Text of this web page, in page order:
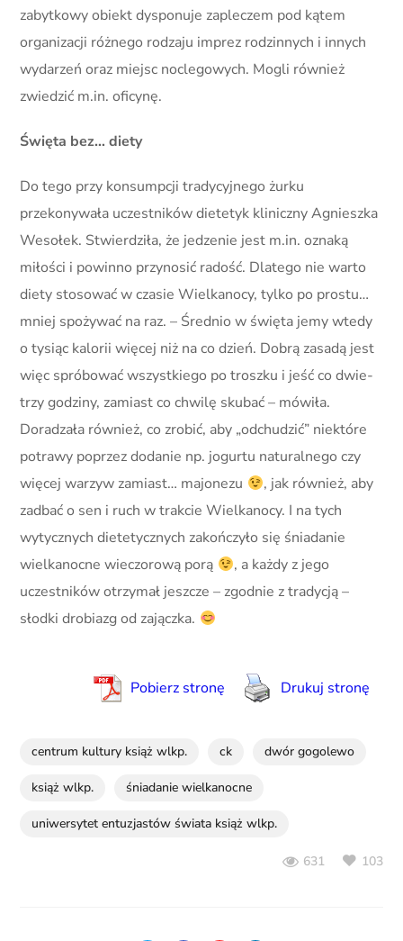
zabytkowy obiekt dysponuje zapleczem pod kątem
organizacji różnego rodzaju imprez rodzinnych i innych
wydarzeń oraz miejsc noclegowych. Mogli również
zwiedzić m.in. oficynę.
Święta bez… diety
Do tego przy konsumpcji tradycyjnego żurku
przekonywała uczestników dietetyk kliniczny Agnieszka
Wesołek. Stwierdziła, że jedzenie jest m.in. oznaką
miłości i powinno przynosić radość. Dlatego nie warto
diety stosować w czasie Wielkanocy, tylko po prostu…
mniej spożywać na raz. – Średnio w święta jemy wtedy
o tysiąc kalorii więcej niż na co dzień. Dobrą zasadą jest
więc spróbować wszystkiego po troszku i jeść co dwie-
trzy godziny, zamiast co chwilę skubać – mówiła.
Doradzała również, co zrobić, aby „odchudzić” niektóre
potrawy poprzez dodanie np. jogurtu naturalnego czy
więcej warzyw zamiast… majonezu
, jak również, aby
zadbać o sen i ruch w trakcie Wielkanocy. I na tych
wytycznych dietetycznych zakończyło się śniadanie
wielkanocne wieczorową porą
, a każdy z jego
uczestników otrzymał jeszcze – zgodnie z tradycją –
słodki drobiazg od zajączka.
Pobierz stronę Drukuj stronę
centrum kultury książ wlkp. ck dwór gogolewo
książ wlkp. śniadanie wielkanocne
uniwersytet entuzjastów świata książ wlkp.
631 103